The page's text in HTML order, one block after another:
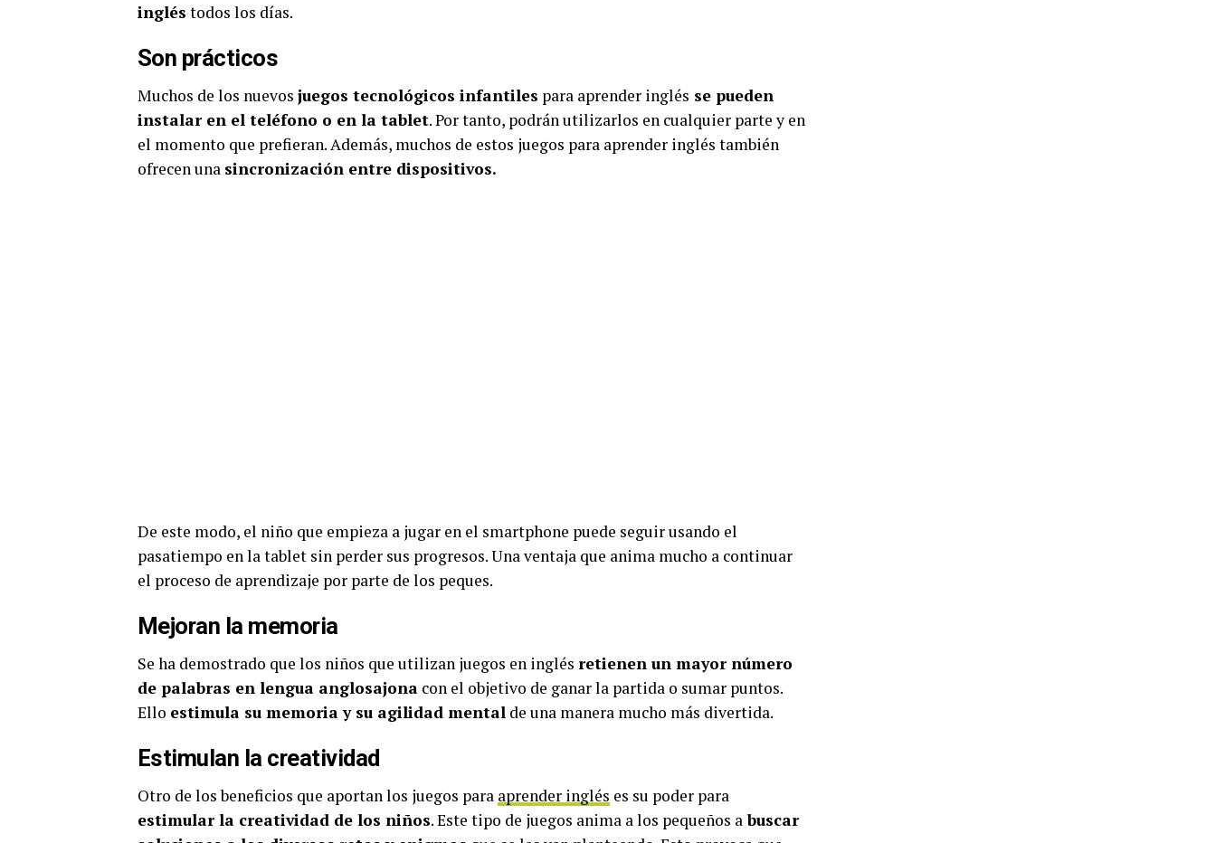
inglés todos los días.
Son prácticos
Muchos de los nuevos juegos tecnológicos infantiles para aprender inglés se pueden
instalar en el teléfono o en la tablet. Por tanto, podrán utilizarlos en cualquier parte y en
el momento que prefieran. Además, muchos de estos juegos para aprender inglés también
ofrecen una sincronización entre dispositivos.
De este modo, el niño que empieza a jugar en el smartphone puede seguir usando el
pasatiempo en la tablet sin perder sus progresos. Una ventaja que anima mucho a continuar
el proceso de aprendizaje por parte de los peques.
Mejoran la memoria
Se ha demostrado que los niños que utilizan juegos en inglés retienen un mayor número
de palabras en lengua anglosajona con el objetivo de ganar la partida o sumar puntos.
Ello estimula su memoria y su agilidad mental de una manera mucho más divertida.
Estimulan la creatividad
Otro de los beneficios que aportan los juegos para aprender inglés es su poder para
estimular la creatividad de los niños. Este tipo de juegos anima a los pequeños abuscar